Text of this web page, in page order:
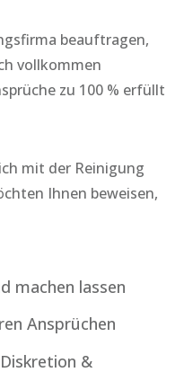
beauftragen,
vollkommen
zu 100 % erfüllt
mit der Reinigung
Ihnen beweisen,
machen lassen
Ansprüchen
&